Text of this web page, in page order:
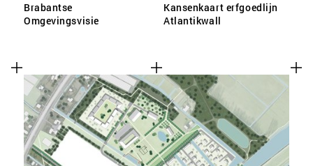
Brabantse
Omgevingsvisie
Kansenkaart erfgoedlijn
Atlantikwall